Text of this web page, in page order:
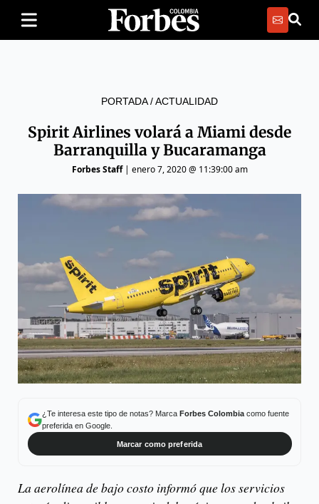
PORTADA/ACTUALIDAD
Spirit Airlines volará a Miami desde
Barranquilla y Bucaramanga
Forbes Staff| enero 7, 2020 @ 11:39:00 am
¿Te interesa este tipo de notas? Marca Forbes Colombiacomo fuente
preferida en Google.
Marcar como preferida
La aerolínea de bajo costo informó que los servicios